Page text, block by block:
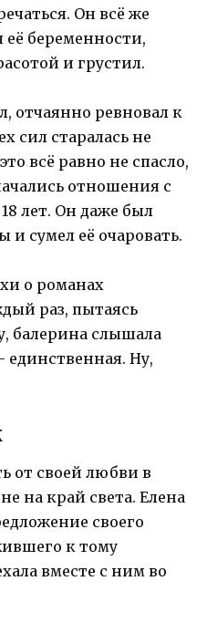
Он всё же
её беременности,
и грустил.
отчаянно ревновал к
сил старалась не
всё равно не спасло,
отношения с
лет. Он даже был
и сумел её очаровать.
о романах
раз, пытаясь
балерина слышала
единственная. Ну,
от своей любви в
на край света. Елена
своего
к тому
вместе с ним во